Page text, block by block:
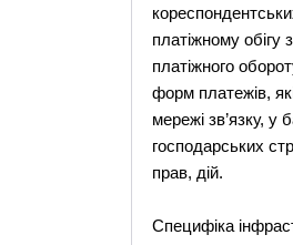
платіжному обігу
платіжного
форм платежів,
мережі зв’язку, у
господарських
прав, дій.
Специфіка